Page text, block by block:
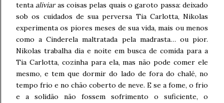
tentaaliviaras coisas pelas quais o garoto passa: deixado
sob os cuidados de sua perversa Tia Carlotta, Nikolas
experimenta os piores meses de sua vida, mais ou menos
como a Cinderela maltratada pela madrasta… ou pior.
Nikolas trabalha dia e noite em busca de comida para a
Tia Carlotta, cozinha para ela, mas não pode comer ele
mesmo, e tem que dormir do lado de fora do chalé, no
tempo frio e no chão coberto de neve. E se a fome, o frio
e a solidão não fossem sofrimento o suficiente, o